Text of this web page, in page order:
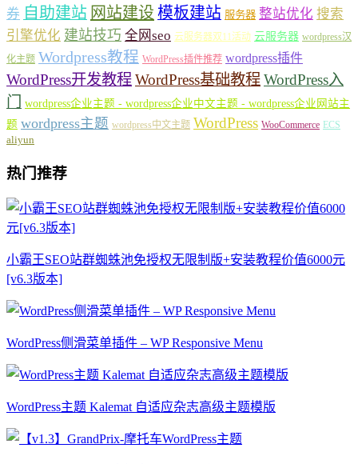
券 自助建站 网站建设 模板建站 服务器 整站优化 搜索
引擎优化 建站技巧 全网seo 云服务器双11活动 云服务器 wordpress汉
化主题 Wordpress教程 WordPress插件推荐 wordpress插件
WordPress开发教程WordPress基础教程WordPress入
门 wordpress企业主题 - wordpress企业中文主题 - wordpress企业网站主
题 wordpress主题 wordpress中文主题 WordPress WooCommerce ECS
aliyun
热门推荐
小霸王SEO站群蜘蛛池免授权无限制版+安装教程价值6000元
[v6.3版本]
WordPress侧滑菜单插件 – WP Responsive Menu
WordPress主题 Kalemat 自适应杂志高级主题模版